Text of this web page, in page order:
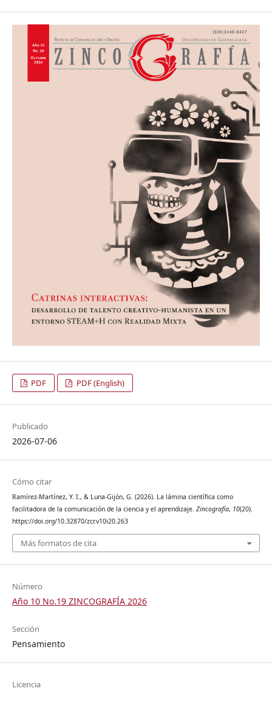
PDF PDF (English)
Publicado
2026-07-06
Cómo citar
Ramírez-Martínez, Y. I., & Luna-Gijón, G. (2026). La lámina científica como
facilitadora de la comunicación de la ciencia y el aprendizaje. Zincografía, 10(20).
https://doi.org/10.32870/zcr.v10i20.263
Más formatos de cita
Número
Año 10 No.19 ZINCOGRAFÍA 2026
Sección
Pensamiento
Licencia